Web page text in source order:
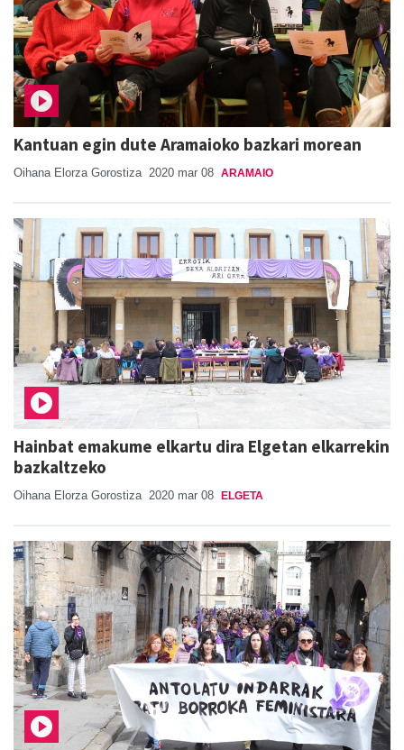
Kantuan egin dute Aramaioko bazkari morean
Oihana Elorza Gorostiza 2020 mar 08 ARAMAIO
Hainbat emakume elkartu dira Elgetan elkarrekin
bazkaltzeko
Oihana Elorza Gorostiza 2020 mar 08 ELGETA